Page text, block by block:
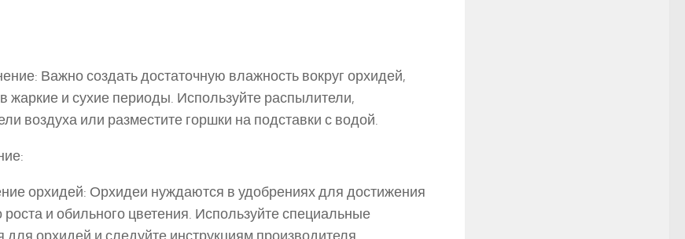
Важно создать достаточную влажность вокруг орхидей,
жаркие и сухие периоды. Используйте распылители,
воздуха или разместите горшки на подставки с водой.
орхидей: Орхидеи нуждаются в удобрениях для достижения
роста и обильного цветения. Используйте специальные